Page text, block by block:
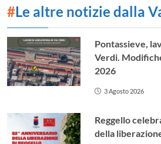
#Le altre notizie dalla
Pontassieve,
Verdi.
2026
3 Agosto 2026
Reggello
della